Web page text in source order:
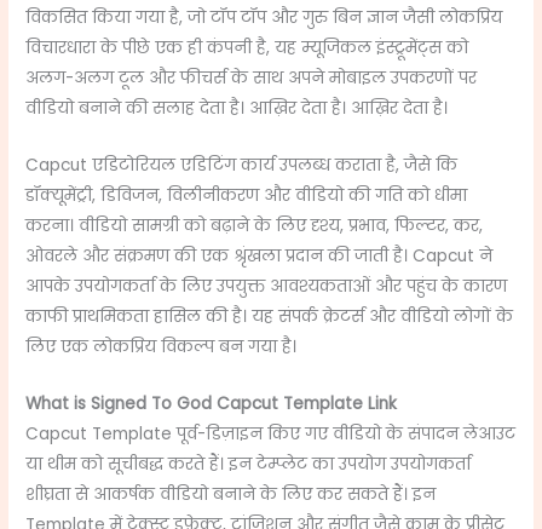
विकसित किया गया है, जो टॉप टॉप और गुरु बिन ज्ञान जैसी लोकप्रिय
विचारधारा के पीछे एक ही कंपनी है, यह म्यूजिकल इंस्ट्रूमेंट्स को
अलग-अलग टूल और फीचर्स के साथ अपने मोबाइल उपकरणों पर
वीडियो बनाने की सलाह देता है। आख़िर देता है। आख़िर देता है।
Capcut एडिटोरियल एडिटिंग कार्य उपलब्ध कराता है, जैसे कि
डॉक्यूमेंट्री, डिविजन, विलीनीकरण और वीडियो की गति को धीमा
करना। वीडियो सामग्री को बढ़ाने के लिए दृश्य, प्रभाव, फिल्टर, कर,
ओवरले और संक्रमण की एक श्रृंखला प्रदान की जाती है। Capcut ने
आपके उपयोगकर्ता के लिए उपयुक्त आवश्यकताओं और पहुंच के कारण
काफी प्राथमिकता हासिल की है। यह संपर्क क्रेटर्स और वीडियो लोगों के
लिए एक लोकप्रिय विकल्प बन गया है।
What isSigned To God Capcut Template Link
Capcut Template पूर्व-डिज़ाइन किए गए वीडियो के संपादन लेआउट
या थीम को सूचीबद्ध करते हैं। इन टेम्प्लेट का उपयोग उपयोगकर्ता
शीघ्रता से आकर्षक वीडियो बनाने के लिए कर सकते हैं। इन
Template में टेक्स्ट इफ़ेक्ट, ट्रांज़िशन और संगीत जैसे काम के प्रीसेट